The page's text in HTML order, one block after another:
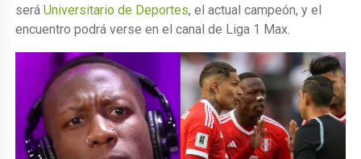
seráUniversitario de Deportes, el actual campeón, y el
encuentro podrá verse en el canal de Liga 1 Max.